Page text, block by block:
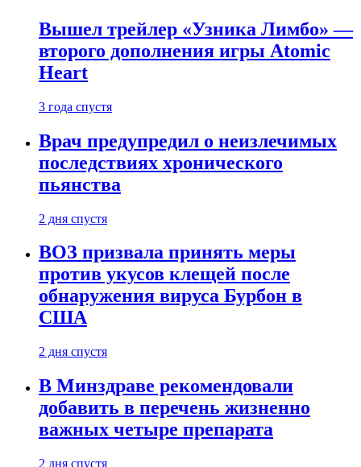
Вышел трейлер «Узника Лимбо» —
второго дополнения игры Atomic
Heart
3 года спустя
Врач предупредил о неизлечимых
последствиях хронического
пьянства
2 дня спустя
ВОЗ призвала принять меры
против укусов клещей после
обнаружения вируса Бурбон в
США
2 дня спустя
В Минздраве рекомендовали
добавить в перечень жизненно
важных четыре препарата
2 дня спустя